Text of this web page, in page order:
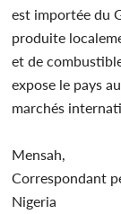
est importée du
produite
et de
expose le pays
marchés
Mensah,
Correspondant
Nigeria